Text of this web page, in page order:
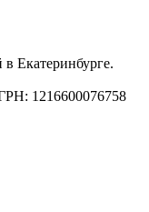
Екатеринбурге.
1216600076758